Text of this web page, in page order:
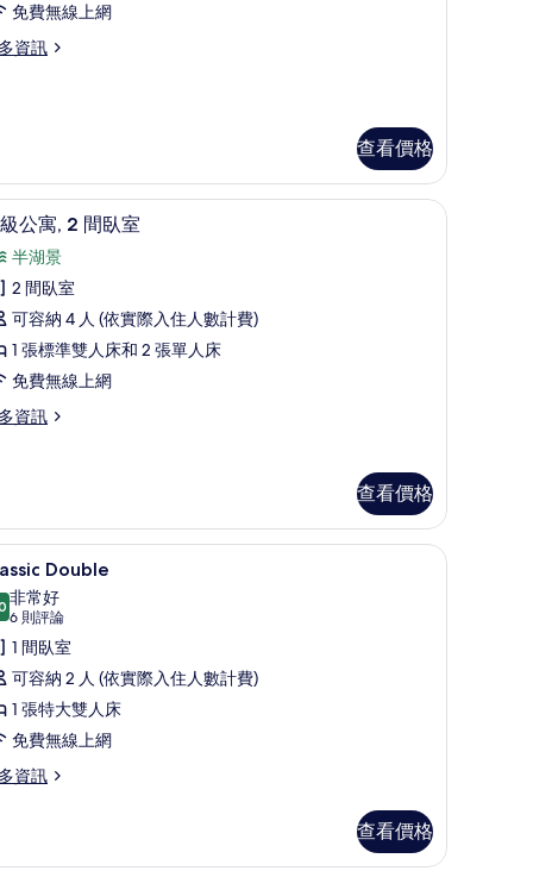
免費無線上網
資訊
查看價格
埃及棉床單、高級寢具、舒適加層、書桌
6 公寓, 2 間臥室
半湖景
2 間臥室
可容納 4 人 (依實際入住人數計費)
1 張標準雙人床和 2 張單人床
免費無線上網
資訊
查看價格
| 埃及棉床單、高級寢具、舒適加層、書桌Classic Double | 埃及棉床單、高級寢具、舒
7 Double
分，滿分 10 分
非常好
6 則評論
(6
則
評
論)
1 間臥室
可容納 2 人 (依實際入住人數計費)
1 張特大雙人床
免費無線上網
資訊
查看價格